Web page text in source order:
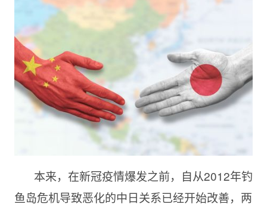
本来，在新冠疫情爆发之前，自从2012年钓
鱼岛危机导致恶化的中日关系已经开始改善，两